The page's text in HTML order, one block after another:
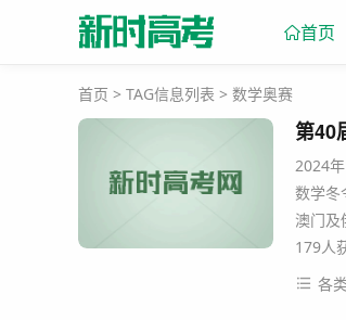
首页
首页 > TAG信息列表 > 数学奥赛
第40
2024
数学冬
澳门及
179人
各